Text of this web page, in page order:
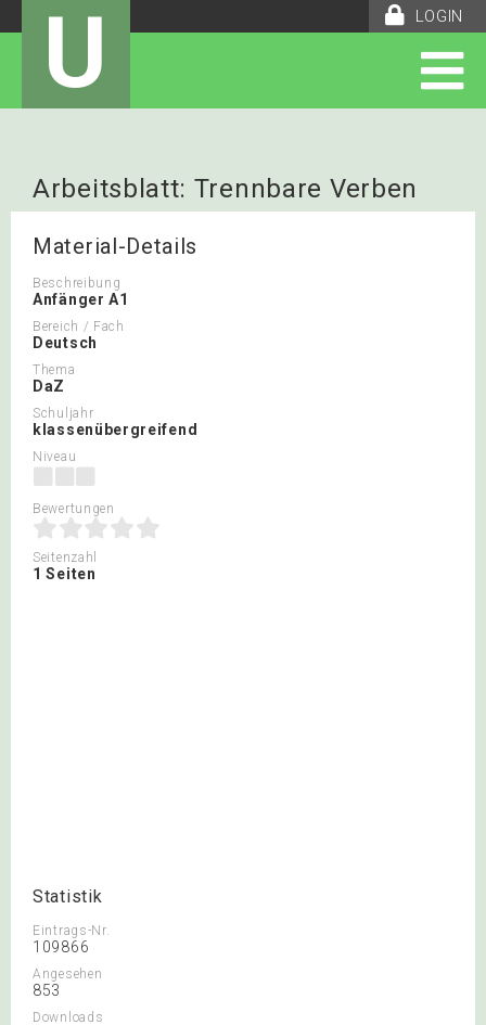
LOGIN
U
Arbeitsblatt: Trennbare Verben
Material-Details
Beschreibung
Anfänger A1
Bereich / Fach
Deutsch
Thema
DaZ
Schuljahr
klassenübergreifend
Niveau
Bewertungen
Seitenzahl
1 Seiten
Statistik
Eintrags-Nr.
109866
Angesehen
853
Downloads